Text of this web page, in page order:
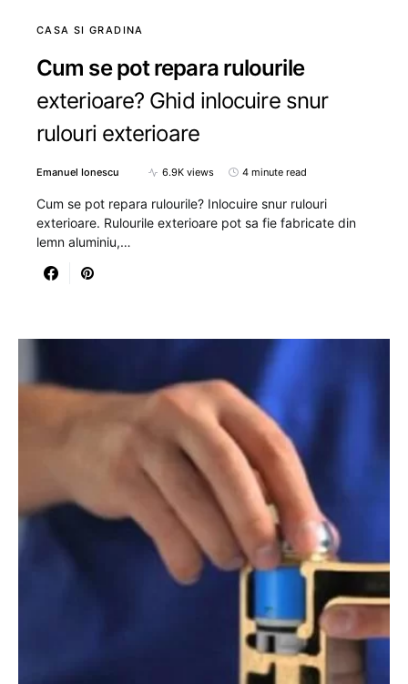
CASA SI GRADINA
Cum se pot repara rulourile
exterioare? Ghid inlocuire snur
rulouri exterioare
Emanuel Ionescu 6.9K views 4 minute read
Cum se pot repara rulourile? Inlocuire snur rulouri
exterioare. Rulourile exterioare pot sa fie fabricate din
lemn aluminiu,…